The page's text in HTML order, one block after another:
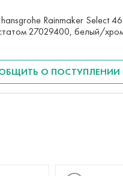
Rainmaker Select
27029400, белый/
О ПОСТУПЛЕНИИ